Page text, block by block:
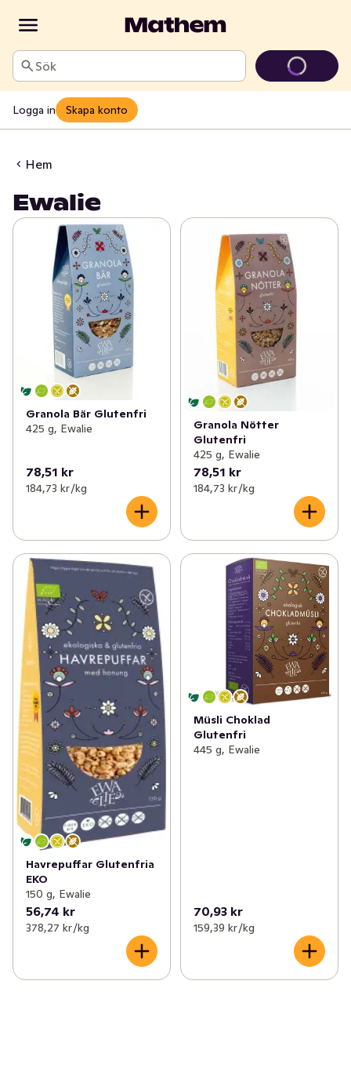
Sök
Logga in Skapa konto
Hem
Ewalie
Granola Bär Glutenfri
425 g, Ewalie
78,51 kr
184,73 kr /kg
Granola Nötter
Glutenfri
425 g, Ewalie
78,51 kr
184,73 kr /kg
Havrepuffar Glutenfria
EKO
150 g, Ewalie
56,74 kr
378,27 kr /kg
Müsli Choklad
Glutenfri
445 g, Ewalie
70,93 kr
159,39 kr /kg